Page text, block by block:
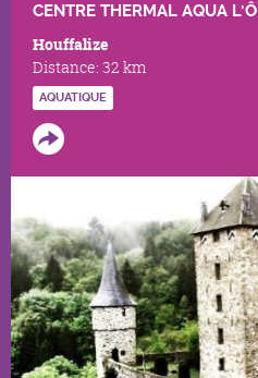
CENTRE THERMAL AQUA L'Ô
Houffalize
Distance: 32 km
AQUATIQUE